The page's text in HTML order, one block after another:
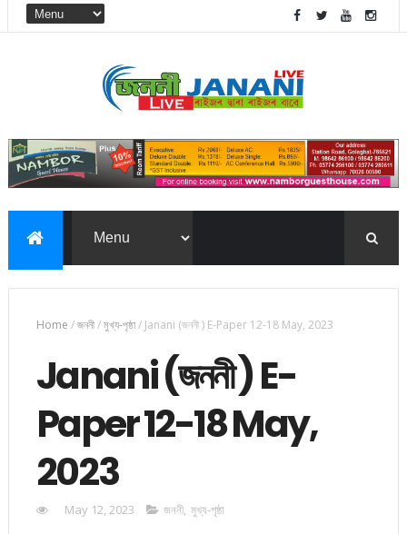
Home /জননী/মুখ্য-পৃষ্ঠা/ Janani (জননী ) E-Paper 12-18 May, 2023
Janani (জননী ) E-
Paper 12-18 May,
2023
May 12, 2023 জননী, মুখ্য-পৃষ্ঠা